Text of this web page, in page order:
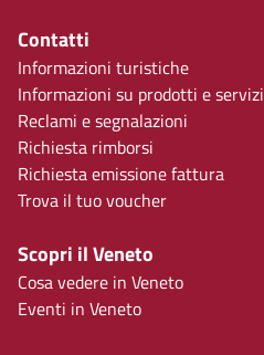
Contatti
Informazioni turistiche
Informazioni su prodotti e servizi
Reclami e segnalazioni
Richiesta rimborsi
Richiesta emissione fattura
Trova il tuo voucher
Scopri il Veneto
Cosa vedere in Veneto
Eventi in Veneto